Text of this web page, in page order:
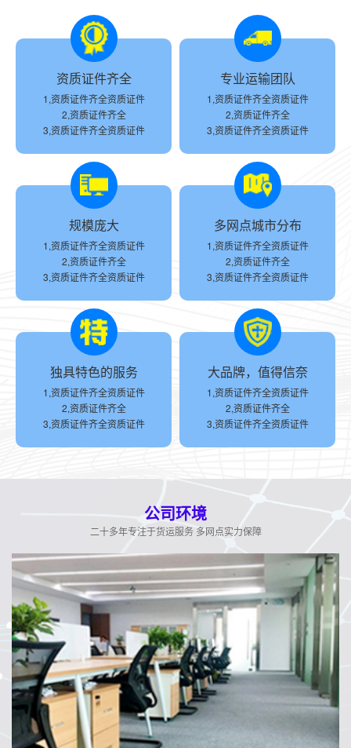
资质证件齐全
1,资质证件齐全资质证件
2,资质证件齐全
3,资质证件齐全资质证件
专业运输团队
1,资质证件齐全资质证件
2,资质证件齐全
3,资质证件齐全资质证件
规模庞大
1,资质证件齐全资质证件
2,资质证件齐全
3,资质证件齐全资质证件
多网点城市分布
1,资质证件齐全资质证件
2,资质证件齐全
3,资质证件齐全资质证件
独具特色的服务
1,资质证件齐全资质证件
2,资质证件齐全
3,资质证件齐全资质证件
大品牌，值得信奈
1,资质证件齐全资质证件
2,资质证件齐全
3,资质证件齐全资质证件
公司环境
二十多年专注于货运服务 多网点实力保障